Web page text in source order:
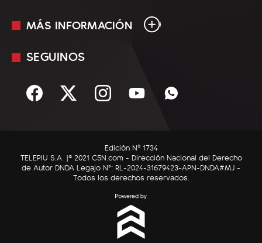
En Vivo
Sociedad
C5N Autos
RatingCero
MÁS INFORMACIÓN
Mediakit
Términos y condiciones
SEGUINOS
Edición Nº 1734
TELEPIU S.A. |© 2021 C5N.com - Dirección Nacional del Derecho
de Autor DNDA Legajo N°: RL-2024-31679423-APN-DNDA#MJ -
Todos los derechos reservados.